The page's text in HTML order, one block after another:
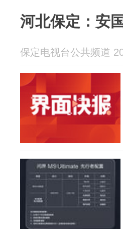
河北保定：安
保定电视台公共频道